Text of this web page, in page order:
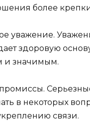
более
уважение.
здоровую
и значимым.
в некоторых
связи.